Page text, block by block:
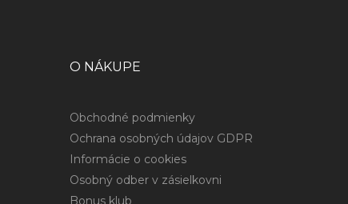
O NÁKUPE
Obchodné podmienky
Ochrana osobných údajov GDPR
Informácie o cookies
Osobný odber v zásielkovni
Bonus klub